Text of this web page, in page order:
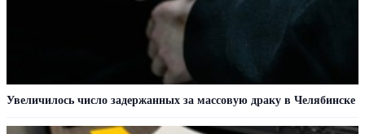
Увеличилось число задержанных за массовую драку в Челябинске